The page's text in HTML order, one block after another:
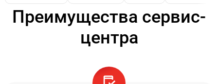
Преимущества сервис-
центра